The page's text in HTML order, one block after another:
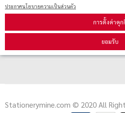
ประกาศนโยบายความเป็นส่วนตัว
การตั้งค่าคุก
ยอมรับ
สมัครรับข่าวสาร
รับข่า
Stationerymine.com © 2020 All